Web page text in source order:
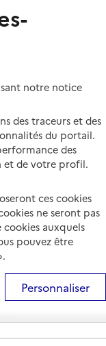
Prévention,
Droits en EHPAD
Fin de vie en EHPAD
Portail national
et de leurs
et animé par le
partenaires
leurs aidants.
notre notice
des traceurs et des
du portail.
des
et de votre profil.
ces cookies
ne seront pas
cookies auxquels
pouvez être
Personnaliser